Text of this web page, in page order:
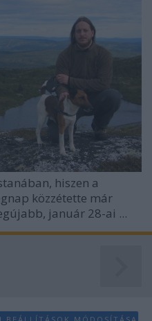
hiszen a
közzétette már
január 28-ai ...